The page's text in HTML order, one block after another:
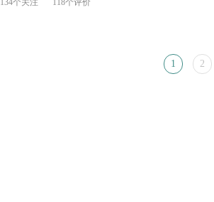
134个关注 118个评价
1 2